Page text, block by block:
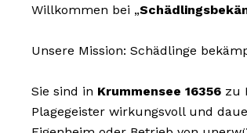
Willkommen bei „
Unsere Mission: Schädlinge
Sie sind in Krummensee 16356 zu
Plagegeister wirkungsvoll und